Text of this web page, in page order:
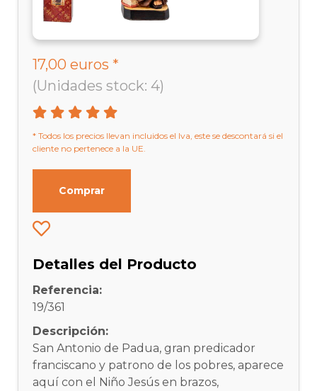
17,00 euros *
(Unidades stock: 4)
* Todos los precios llevan incluidos el Iva, este se descontará si el
cliente no pertenece a la UE.
Comprar
Detalles del Producto
Referencia:
19/361
Descripción:
San Antonio de Padua, gran predicador
franciscano y patrono de los pobres, aparece
aquí con el Niño Jesús en brazos,